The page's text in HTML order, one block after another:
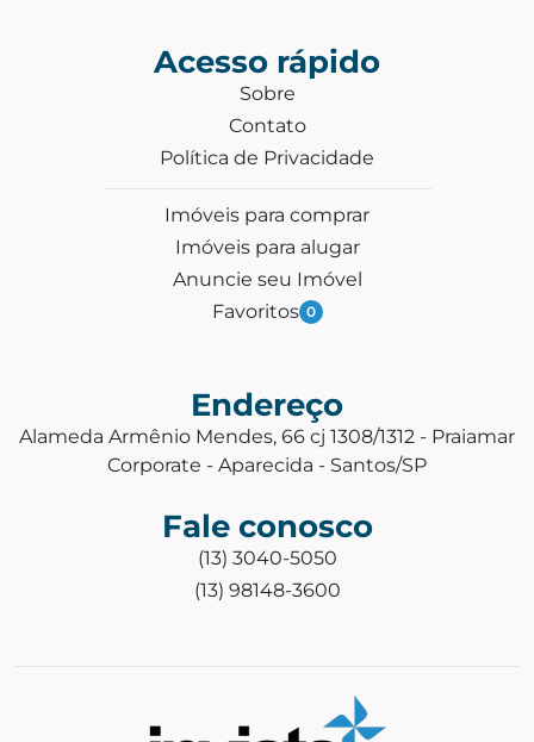
Acesso rápido
Sobre
Contato
Política de Privacidade
Imóveis para comprar
Imóveis para alugar
Anuncie seu Imóvel
Favoritos 0
Endereço
Alameda Armênio Mendes, 66 cj 1308/1312 - Praiamar
Corporate - Aparecida - Santos/SP
Fale conosco
(13) 3040-5050
(13) 98148-3600